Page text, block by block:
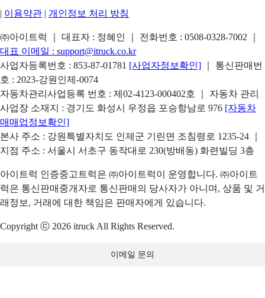
| 이용약관 | 개인정보 처리 방침
㈜아이트럭 ｜ 대표자 : 정혜인 ｜ 전화번호 : 0508-0328-7002
대표 이메일 : support@itruck.co.kr
사업자등록번호 : 853-87-01781 [사업자정보확인]
｜ 통신판매번
호 : 2023-강원인제-0074
자동차관리사업등록 번호 : 제02-4123-000402호 ｜ 자동차 관리
사업장 소재지 : 경기도 화성시 우정읍 포승항남로 976 [자동차
매매업정보확인]
본사 주소 : 강원특별자치도 인제군 기린면 조침령로 1235-24 ｜
지점 주소 : 서울시 서초구 동작대로 230(방배동) 화련빌딩 3층
아이트럭 인증중고트럭은 ㈜아이트럭이 운영합니다. ㈜아이트
럭은 통신판매중개자로 통신판매의 당사자가 아니며, 상품 및 거
래정보, 거래에 대한 책임은 판매자에게 있습니다.
Copyright ⓒ 2026 itruck All Rights Reserved.
이메일 문의